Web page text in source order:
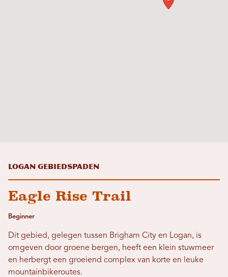
Logan Gebiedspaden
Eagle Rise Trail
Beginner
Dit gebied, gelegen tussen Brigham City en Logan, is
omgeven door groene bergen, heeft een klein stuwmeer
en herbergt een groeiend complex van korte en leuke
mountainbikeroutes.